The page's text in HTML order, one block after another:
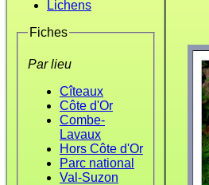
Lichens
Fiches
Par lieu
Cîteaux
Côte d'Or
Combe-
Lavaux
Hors Côte d'Or
Parc national
Val-Suzon